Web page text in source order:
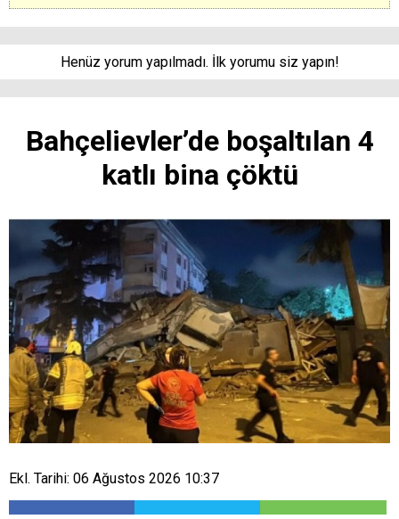
Henüz yorum yapılmadı. İlk yorumu siz yapın!
Bahçelievler’de boşaltılan 4
katlı bina çöktü
Ekl. Tarihi: 06 Ağustos 2026 10:37